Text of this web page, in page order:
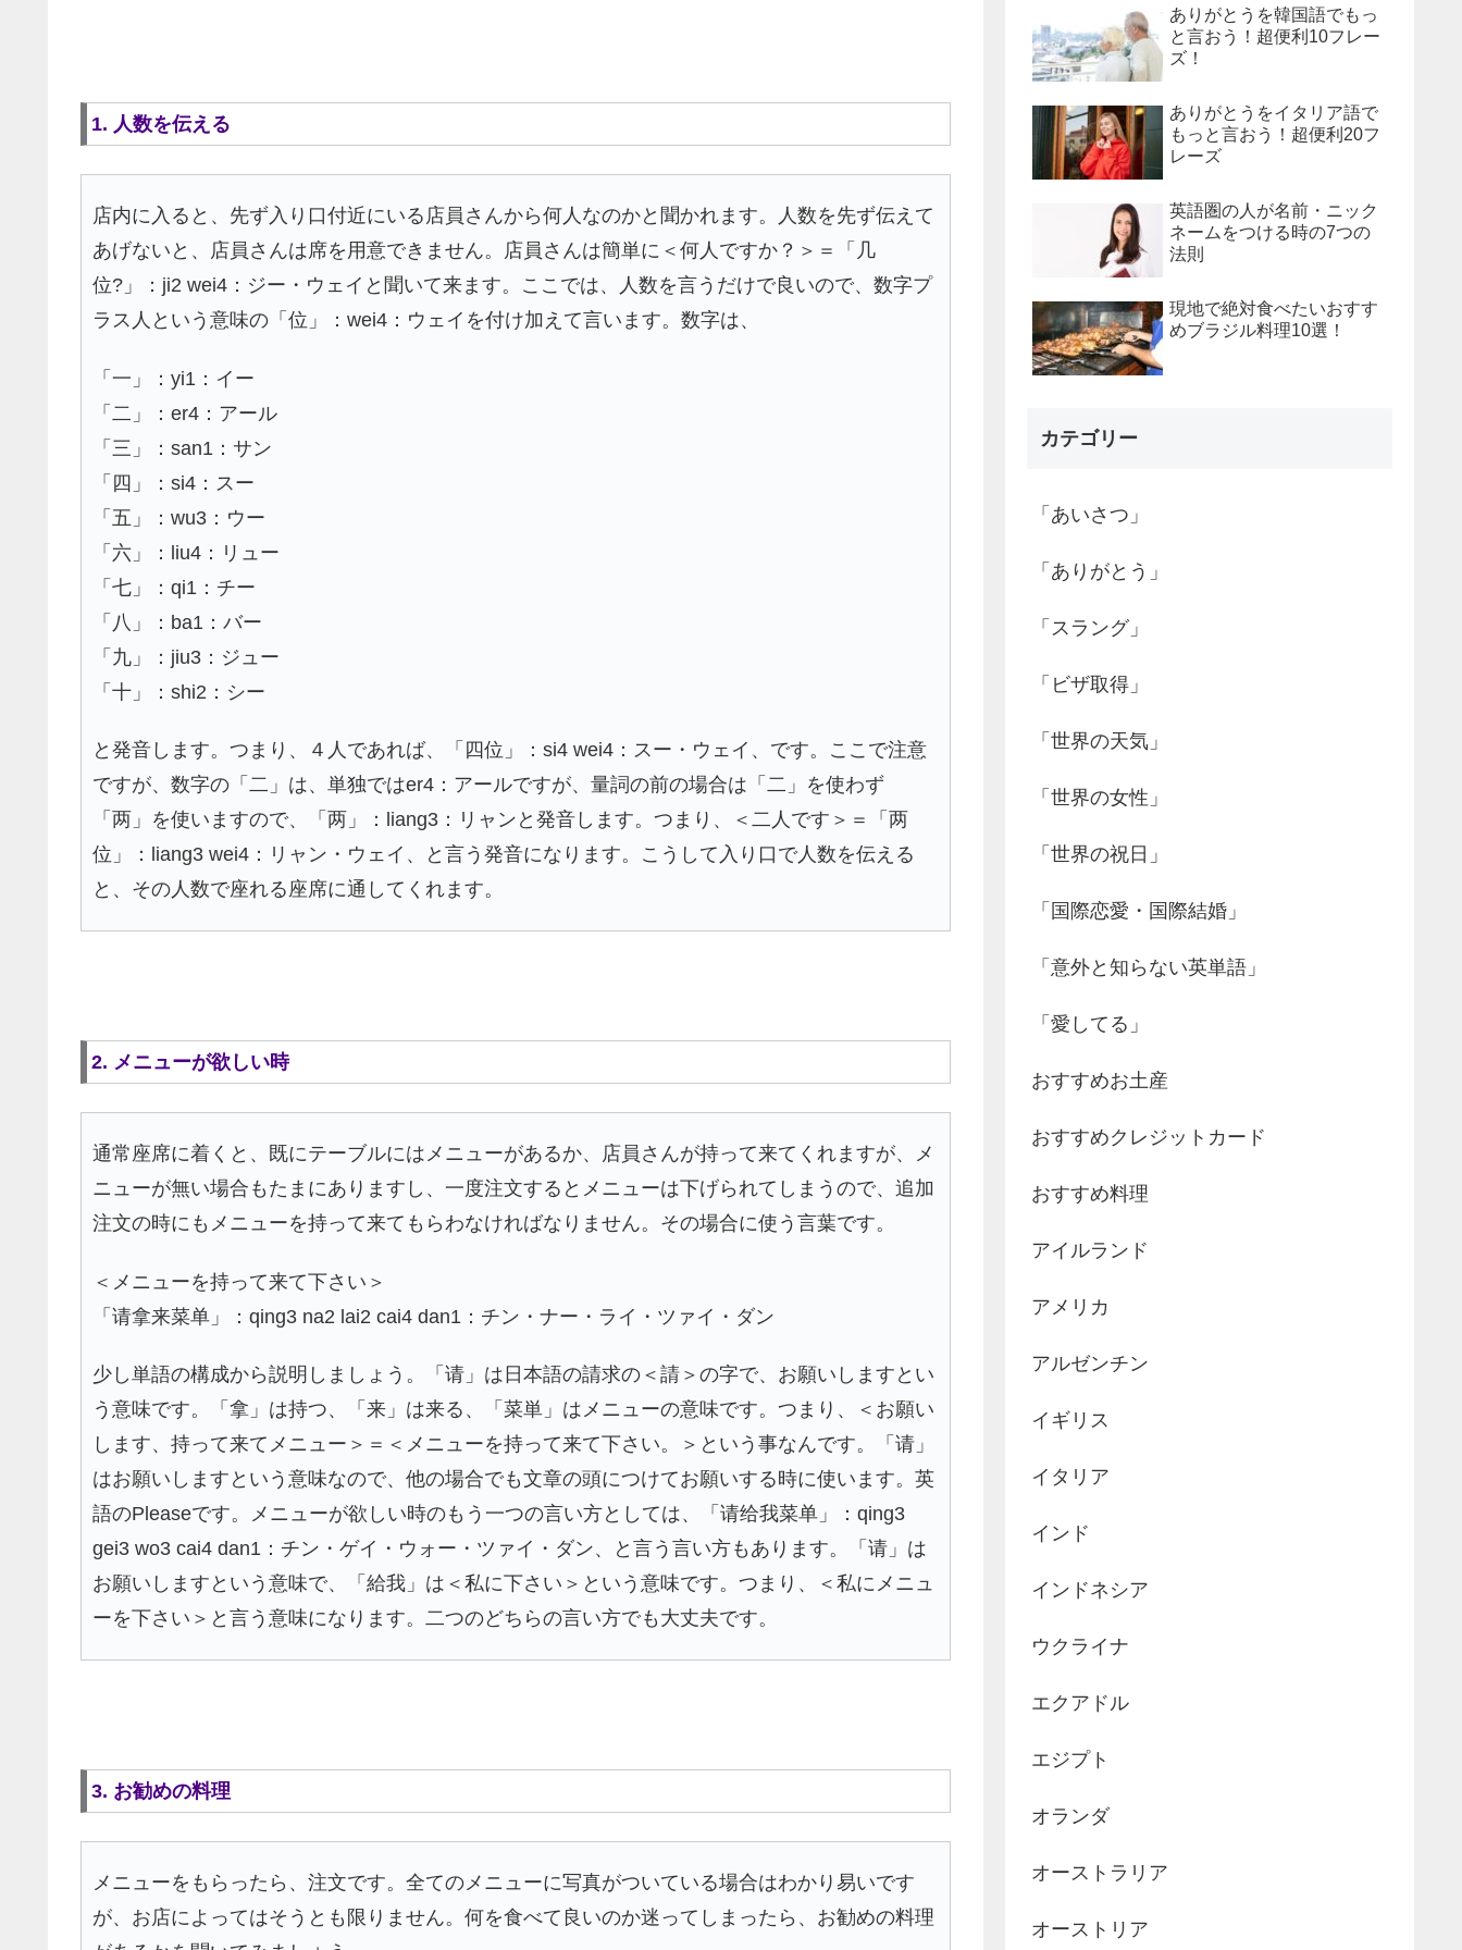
1. 人数を伝える
店内に入ると、先ず入り口付近にいる店員さんから何人なのかと聞かれます。人数を先ず伝えて
あげないと、店員さんは席を用意できません。店員さんは簡単に＜何人ですか？＞＝「几
位?」：ji2 wei4：ジー・ウェイと聞いて来ます。ここでは、人数を言うだけで良いので、数字プ
ラス人という意味の「位」：wei4：ウェイを付け加えて言います。数字は、
「一」：yi1：イー
「二」：er4：アール
「三」：san1：サン
「四」：si4：スー
「五」：wu3：ウー
「六」：liu4：リュー
「七」：qi1：チー
「八」：ba1：バー
「九」：jiu3：ジュー
「十」：shi2：シー
と発音します。つまり、４人であれば、「四位」：si4 wei4：スー・ウェイ、です。ここで注意
ですが、数字の「二」は、単独ではer4：アールですが、量詞の前の場合は「二」を使わず
「两」を使いますので、「两」：liang3：リャンと発音します。つまり、＜二人です＞＝「两
位」：liang3 wei4：リャン・ウェイ、と言う発音になります。こうして入り口で人数を伝える
と、その人数で座れる座席に通してくれます。
2. メニューが欲しい時
通常座席に着くと、既にテーブルにはメニューがあるか、店員さんが持って来てくれますが、メ
ニューが無い場合もたまにありますし、一度注文するとメニューは下げられてしまうので、追加
注文の時にもメニューを持って来てもらわなければなりません。その場合に使う言葉です。
＜メニューを持って来て下さい＞
「请拿来菜单」：qing3 na2 lai2 cai4 dan1：チン・ナー・ライ・ツァイ・ダン
少し単語の構成から説明しましょう。「请」は日本語の請求の＜請＞の字で、お願いしますとい
う意味です。「拿」は持つ、「来」は来る、「菜単」はメニューの意味です。つまり、＜お願い
します、持って来てメニュー＞＝＜メニューを持って来て下さい。＞という事なんです。「请」
はお願いしますという意味なので、他の場合でも文章の頭につけてお願いする時に使います。英
語のPleaseです。メニューが欲しい時のもう一つの言い方としては、「请给我菜单」：qing3
gei3 wo3 cai4 dan1：チン・ゲイ・ウォー・ツァイ・ダン、と言う言い方もあります。「请」は
お願いしますという意味で、「給我」は＜私に下さい＞という意味です。つまり、＜私にメニュ
ーを下さい＞と言う意味になります。二つのどちらの言い方でも大丈夫です。
3. お勧めの料理
メニューをもらったら、注文です。全てのメニューに写真がついている場合はわかり易いです
が、お店によってはそうとも限りません。何を食べて良いのか迷ってしまったら、お勧めの料理
ありがとうを韓国語でもっ
と言おう！超便利10フレー
ズ！
ありがとうをイタリア語で
もっと言おう！超便利20フ
レーズ
英語圏の人が名前・ニック
ネームをつける時の7つの
法則
現地で絶対食べたいおすす
めブラジル料理10選！
カテゴリー
「あいさつ」
「ありがとう」
「スラング」
「ビザ取得」
「世界の天気」
「世界の女性」
「世界の祝日」
「国際恋愛・国際結婚」
「意外と知らない英単語」
「愛してる」
おすすめお土産
おすすめクレジットカード
おすすめ料理
アイルランド
アメリカ
アルゼンチン
イギリス
イタリア
インド
インドネシア
ウクライナ
エクアドル
エジプト
オランダ
オーストラリア
オーストリア